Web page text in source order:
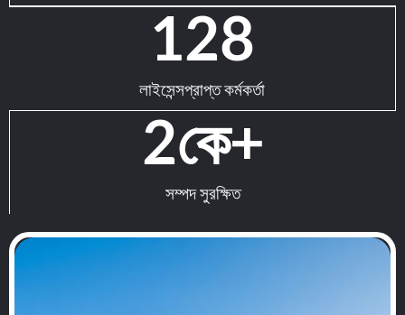
লাইসেন্সপ্রাপ্ত কর্মকর্তা
128
সম্পদ সুরক্ষিত
2কে+